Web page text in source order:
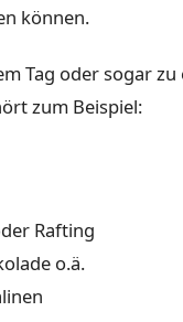
können.
Tag oder sogar zu
zum Beispiel:
Rafting
o.ä.